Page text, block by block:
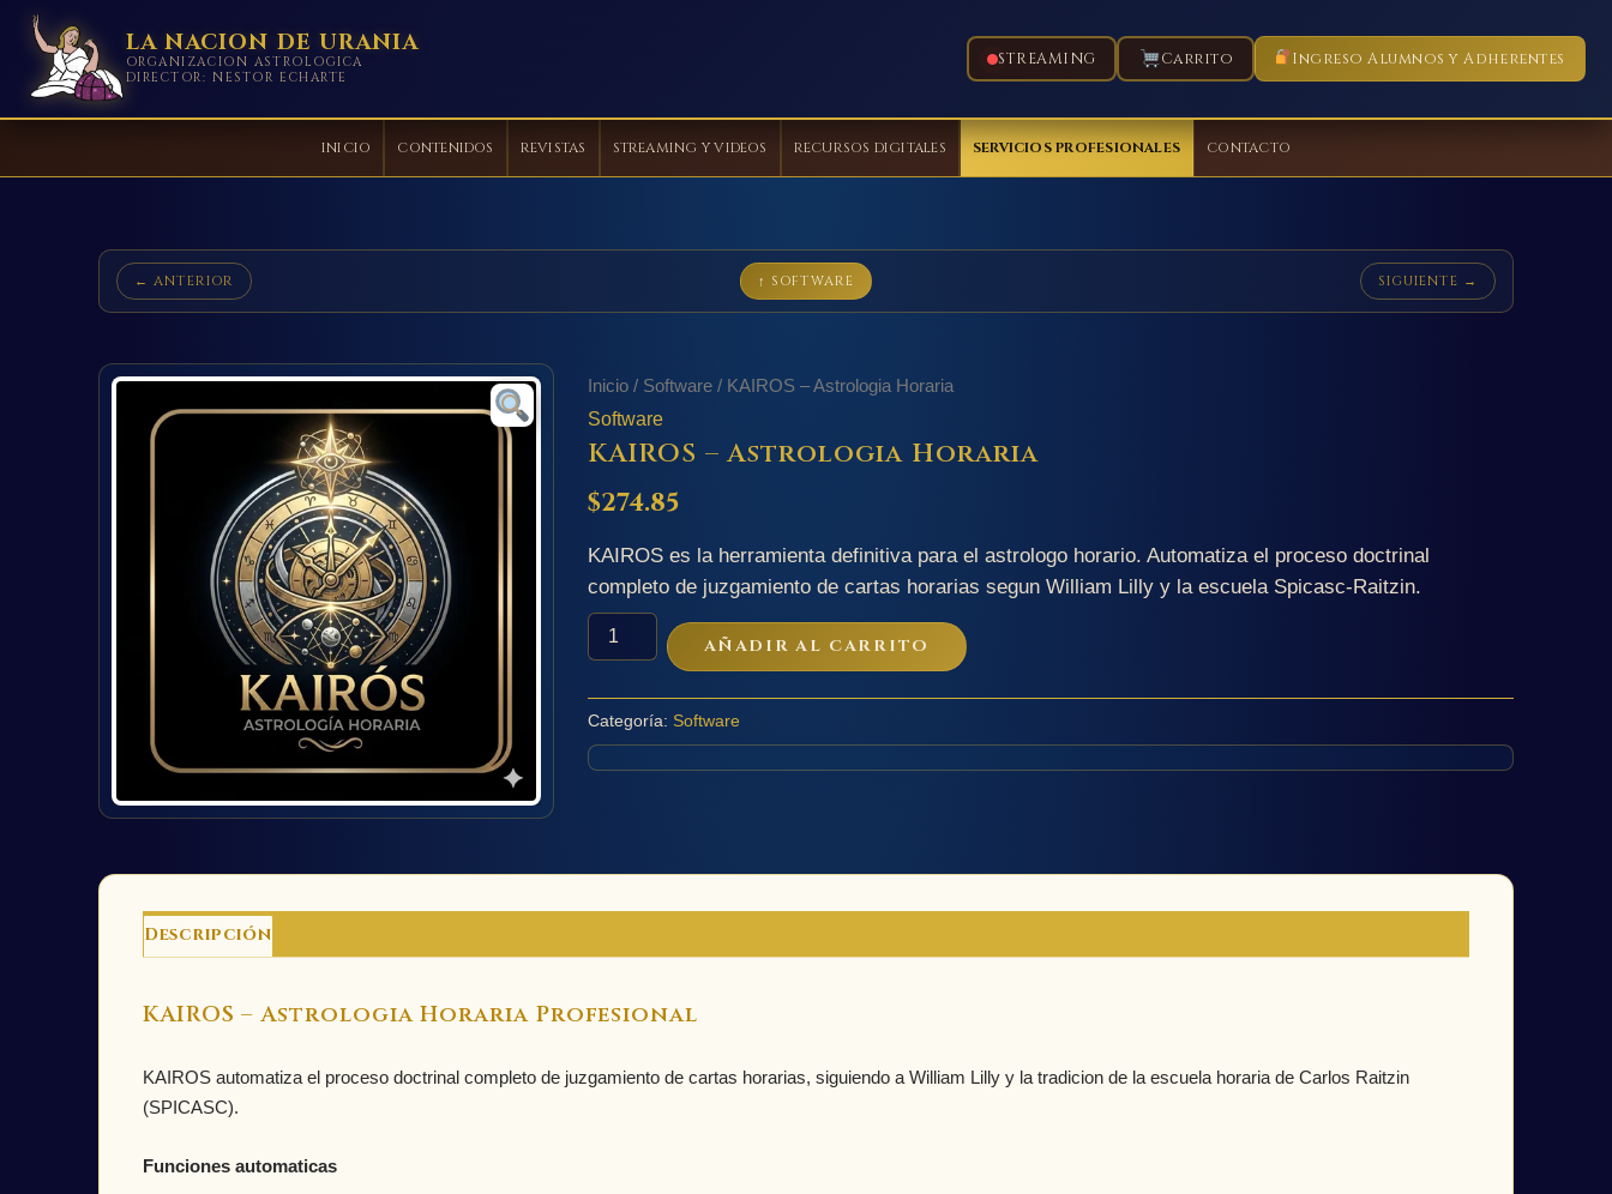
LA NACION DE URANIA
ORGANIZACION ASTROLOGICA
DIRECTOR: NESTOR ECHARTE
STREAMING Carrito Ingreso Alumnos y Adherentes
INICIO CONTENIDOS REVISTAS STREAMING Y VIDEOS RECURSOS DIGITALES SERVICIOS PROFESIONALES CONTACTO
← ANTERIOR ↑ SOFTWARE SIGUIENTE →
Inicio / Software / KAIROS – Astrologia Horaria
Software
KAIROS – Astrologia Horaria
$274.85
KAIROS es la herramienta definitiva para el astrologo horario. Automatiza el proceso doctrinal
completo de juzgamiento de cartas horarias segun William Lilly y la escuela Spicasc-Raitzin.
KAIROS
Horaria
cantidad
AÑADIR AL CARRITO
Categoría: Software
Descripción
KAIROS – Astrologia Horaria Profesional
KAIROS automatiza el proceso doctrinal completo de juzgamiento de cartas horarias, siguiendo a William Lilly y la tradicion de la escuela horaria de Carlos Raitzin
(SPICASC).
Funciones automaticas